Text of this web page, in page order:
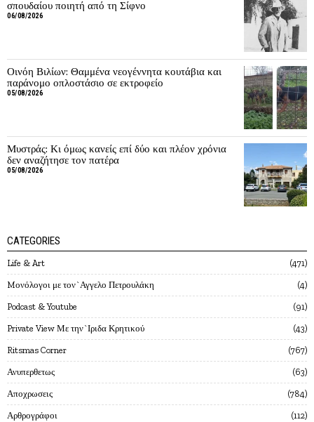
σπουδαίου ποιητή από τη Σίφνο
06/08/2026
Οινόη Βιλίων: Θαμμένα νεογέννητα κουτάβια και
παράνομο οπλοστάσιο σε εκτροφείο
05/08/2026
Μυστράς: Κι όμως κανείς επί δύο και πλέον χρόνια
δεν αναζήτησε τον πατέρα
05/08/2026
CATEGORIES
Life & Art 471
Mονόλογοι με τον`Αγγελο Πετρουλάκη 4
Podcast & Youtube 91
Private View Με την`Ιριδα Κρητικού 43
Ritsmas Corner 767
Ανυπερθετως 63
Αποχρωσεις 784
Αρθρογράφοι 112